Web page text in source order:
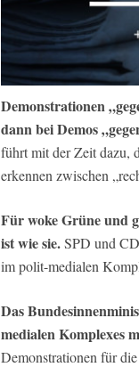
Demonstrationen
dann bei Demos
führt mit der Zeit dazu,
erkennen zwischen
Für woke Grüne und
ist wie sie.SPD und
im polit-medialen
Das
medialen Komplexes
Demonstrationen für